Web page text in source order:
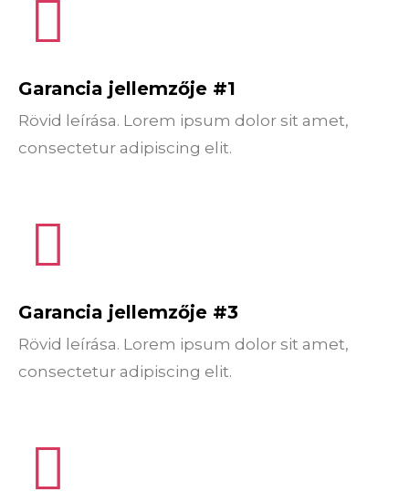
Garancia jellemzője #1
Rövid leírása. Lorem ipsum dolor sit amet,
consectetur adipiscing elit.
Garancia jellemzője #3
Rövid leírása. Lorem ipsum dolor sit amet,
consectetur adipiscing elit.